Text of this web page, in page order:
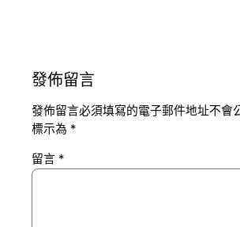
發佈留言
發佈留言必須填寫的電子郵件地址不會
標示為 *
留言 *